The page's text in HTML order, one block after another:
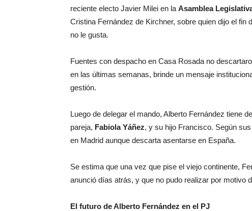
reciente electo Javier Milei en la Asamblea
Cristina Fernández de Kirchner, sobre quien dijo el fin
no le gusta.
Fuentes con despacho en Casa Rosada no
en las últimas semanas, brinde un mensaje
gestión.
Luego de delegar el mando, Alberto Fernández tiene
pareja, Fabiola Yáñez, y su hijo Francisco. Según
en Madrid aunque descarta asentarse en España.
Se estima que una vez que pise el viejo continente,
anunció días atrás, y que no pudo realizar por motivo
El futuro de Alberto Fernández en el PJ